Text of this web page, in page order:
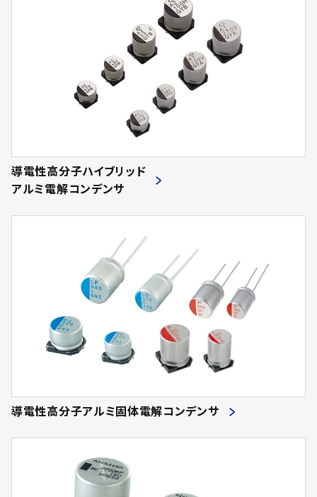
導電性高分子ハイブリッド
アルミ電解コンデンサ
導電性高分子アルミ固体電解コンデンサ